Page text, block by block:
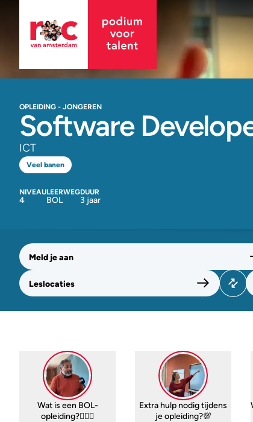
OPLEIDING - JONGEREN
Software
ICT
Veel banen
NIVEAU
4
LEERWEG
BOL
DUUR
3 jaar
Meld je aan
Leslocaties
Wat is een BOL-
opleiding?🤷🏼‍♀️
Extra hulp nodig tijdens
je opleiding?💯